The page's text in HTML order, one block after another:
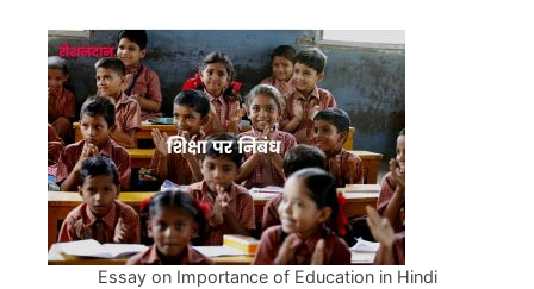
Essay on Importance of Education in Hindi